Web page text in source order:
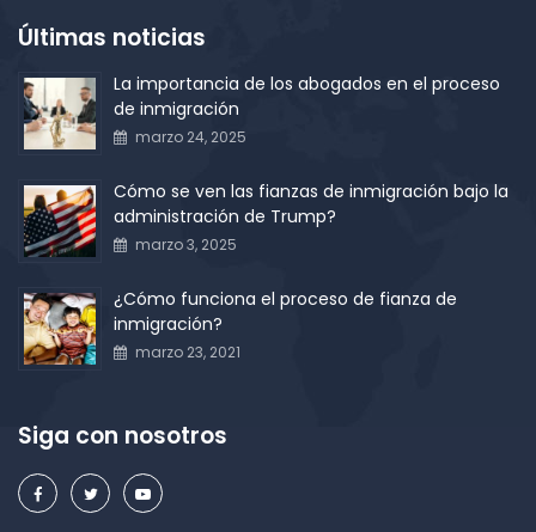
Últimas noticias
La importancia de los abogados en el proceso
de inmigración
marzo 24, 2025
Cómo se ven las fianzas de inmigración bajo la
administración de Trump?
marzo 3, 2025
¿Cómo funciona el proceso de fianza de
inmigración?
marzo 23, 2021
Siga con nosotros